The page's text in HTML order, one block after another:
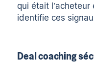
qui était
identifie ces
Deal coaching